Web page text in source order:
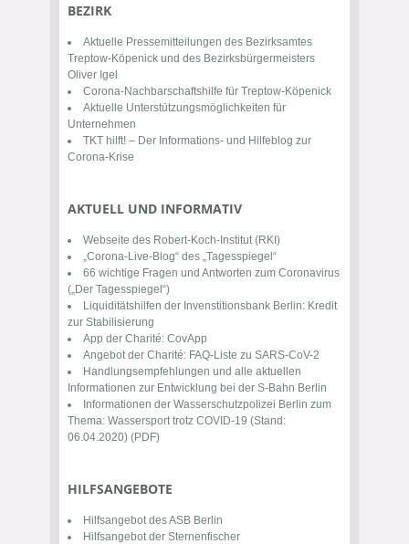
BEZIRK
Aktuelle Pressemitteilungen des Bezirksamtes
Treptow-Köpenick und des Bezirksbürgermeisters
Oliver Igel
Corona-Nachbarschaftshilfe für Treptow-Köpenick
Aktuelle Unterstützungsmöglichkeiten für
Unternehmen
TKT hilft! – Der Informations- und Hilfeblog zur
Corona-Krise
AKTUELL UND INFORMATIV
Webseite des Robert-Koch-Institut(RKI)
„Corona-Live-Blog“ des „Tagesspiegel“
66 wichtige Fragen und Antworten zum Coronavirus
(„Der Tagesspiegel“)
Liquiditätshilfen der Invenstitionsbank Berlin: Kredit
zur Stabilisierung
App der Charité: CovApp
Angebot der Charité: FAQ-Liste zu SARS-CoV-2
Handlungsempfehlungen und alle aktuellen
Informationen zur Entwicklung bei der S-Bahn Berlin
Informationen der Wasserschutzpolizei Berlin zum
Thema: Wassersport trotz COVID-19 (Stand:
06.04.2020) (PDF)
HILFSANGEBOTE
Hilfsangebotdes ASB Berlin
Hilfsangebotder Sternenfischer